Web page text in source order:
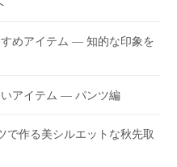
めアイテム ― 知的な印象を
アイテム ― パンツ編
で作る美シルエットな秋先取